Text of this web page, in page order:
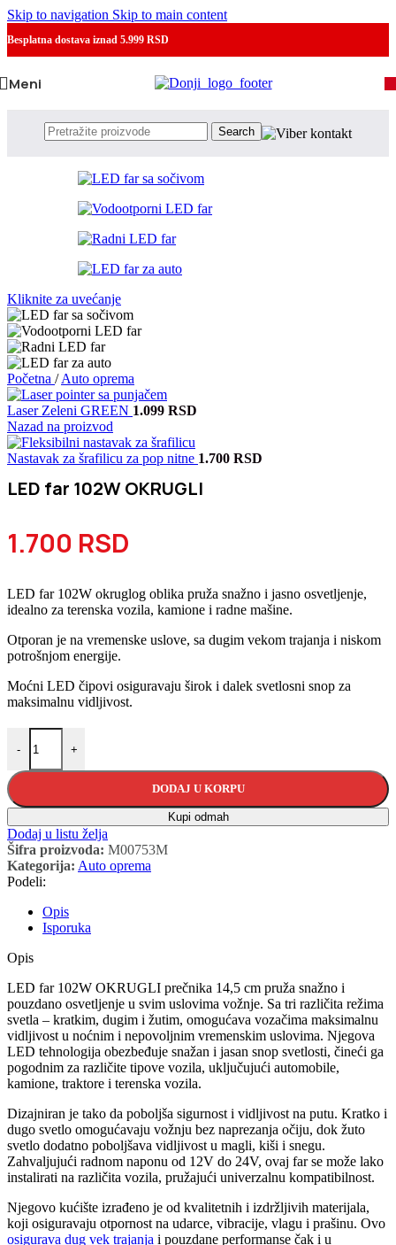
Skip to navigation Skip to main content
Besplatna dostava iznad 5.999 RSD
Meni
Search
Kliknite za uvećanje
Početna / Auto oprema
Laser Zeleni GREEN 1.099 RSD
Nazad na proizvod
Nastavak za šrafilicu za pop nitne 1.700 RSD
LED far 102W OKRUGLI
1.700 RSD
LED far 102W okruglog oblika pruža snažno i jasno osvetljenje,
idealno za terenska vozila, kamione i radne mašine.
Otporan je na vremenske uslove, sa dugim vekom trajanja i niskom
potrošnjom energije.
Moćni LED čipovi osiguravaju širok i dalek svetlosni snop za
maksimalnu vidljivost.
-
LED far 102W OKRUGLI količina
+
DODAJ U KORPU
Kupi odmah
Dodaj u listu želja
Šifra proizvoda: M00753M
Kategorija: Auto oprema
Podeli:
Opis
Isporuka
Opis
LED far 102W OKRUGLI prečnika 14,5 cm pruža snažno i
pouzdano osvetljenje u svim uslovima vožnje. Sa tri različita režima
svetla – kratkim, dugim i žutim, omogućava vozačima maksimalnu
vidljivost u noćnim i nepovoljnim vremenskim uslovima. Njegova
LED tehnologija obezbeđuje snažan i jasan snop svetlosti, čineći ga
pogodnim za različite tipove vozila, uključujući automobile,
kamione, traktore i terenska vozila.
Dizajniran je tako da poboljša sigurnost i vidljivost na putu. Kratko i
dugo svetlo omogućavaju vožnju bez naprezanja očiju, dok žuto
svetlo dodatno poboljšava vidljivost u magli, kiši i snegu.
Zahvaljujući radnom naponu od 12V do 24V, ovaj far se može lako
instalirati na različita vozila, pružajući univerzalnu kompatibilnost.
Njegovo kućište izrađeno je od kvalitetnih i izdržljivih materijala,
koji osiguravaju otpornost na udarce, vibracije, vlagu i prašinu. Ovo
osigurava dug vek trajanja i pouzdane performanse čak i u